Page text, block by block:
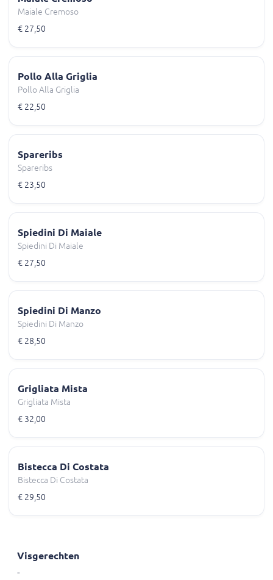
Maiale Cremoso
€ 27,50
Pollo Alla Griglia
Pollo Alla Griglia
€ 22,50
Spareribs
Spareribs
€ 23,50
Spiedini Di Maiale
Spiedini Di Maiale
€ 27,50
Spiedini Di Manzo
Spiedini Di Manzo
€ 28,50
Grigliata Mista
Grigliata Mista
€ 32,00
Bistecca Di Costata
Bistecca Di Costata
€ 29,50
Visgerechten
-